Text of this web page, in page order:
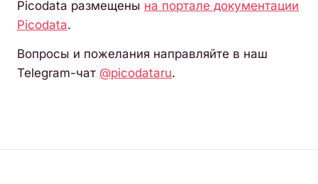
Picodata размещены на портале документации
Picodata.
Вопросы и пожелания направляйте в наш
Telegram-чат @picodataru.